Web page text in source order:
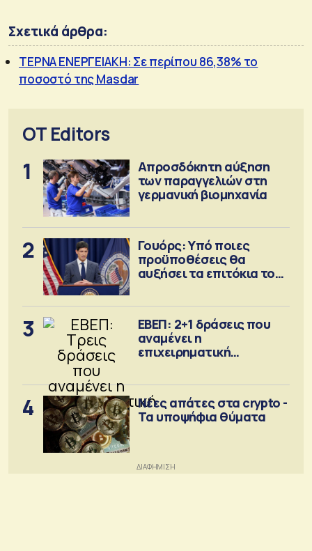
Σχετικά άρθρα:
ΤΕΡΝΑ ΕΝΕΡΓΕΙΑΚΗ: Σε περίπου 86,38% το
ποσοστό της Masdar
OT Editors
1
Απροσδόκητη αύξηση
των παραγγελιών στη
γερμανική βιομηχανία
2
Γουόρς: Υπό ποιες
προϋποθέσεις θα
αυξήσει τα επιτόκια τον
3
ΕΒΕΠ: 2+1 δράσεις που
αναμένει η
επιχειρηματική
4
Νέες απάτες στα crypto -
Τα υποψήφια θύματα